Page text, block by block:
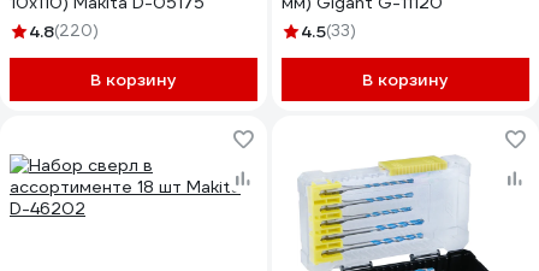
4.8(220)
В корзину
4.5(33)
В корзину